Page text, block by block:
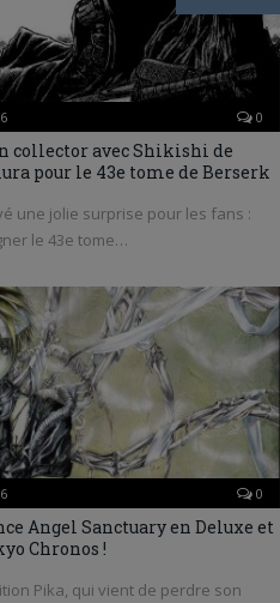
0
collector avec Shikishi de
pour le 43e tome de Berserk
une jolie surprise pour les fans :
le 43e tome…
0
Angel Sanctuary en Deluxe et
Chronos !
Pika, qui vient de perdre son